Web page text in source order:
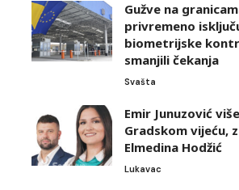
Gužve na
privremeno
biometrijske
smanjili čekanja
Svašta
Emir Junuzović
Gradskom vijeću,
Elmedina Hodžić
Lukavac